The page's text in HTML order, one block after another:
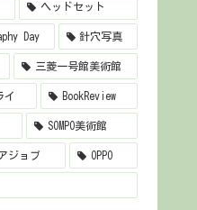
ヘッドセット
Day 針穴写真
三菱一号館美術館
イ BookReview
SOMPO美術館
ジョブ OPPO